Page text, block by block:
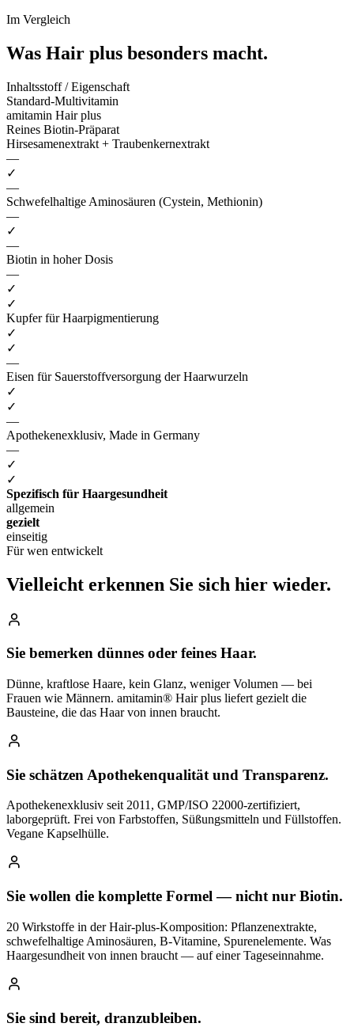
Im Vergleich
Was Hair plus besonders macht.
Inhaltsstoff / Eigenschaft
Standard-Multivitamin
amitamin Hair plus
Reines Biotin-Präparat
Hirsesamenextrakt + Traubenkernextrakt
—
✓
—
Schwefelhaltige Aminosäuren (Cystein, Methionin)
—
✓
—
Biotin in hoher Dosis
—
✓
✓
Kupfer für Haarpigmentierung
✓
✓
—
Eisen für Sauerstoffversorgung der Haarwurzeln
✓
✓
—
Apothekenexklusiv, Made in Germany
—
✓
✓
Spezifisch für Haargesundheit
allgemein
gezielt
einseitig
Für wen entwickelt
Vielleicht erkennen Sie sich hier wieder.
Sie bemerken dünnes oder feines Haar.
Dünne, kraftlose Haare, kein Glanz, weniger Volumen — bei
Frauen wie Männern. amitamin® Hair plus liefert gezielt die
Bausteine, die das Haar von innen braucht.
Sie schätzen Apothekenqualität und Transparenz.
Apothekenexklusiv seit 2011, GMP/ISO 22000-zertifiziert,
laborgeprüft. Frei von Farbstoffen, Süßungsmitteln und Füllstoffen.
Vegane Kapselhülle.
Sie wollen die komplette Formel — nicht nur Biotin.
20 Wirkstoffe in der Hair-plus-Komposition: Pflanzenextrakte,
schwefelhaltige Aminosäuren, B-Vitamine, Spurenelemente. Was
Haargesundheit von innen braucht — auf einer Tageseinnahme.
Sie sind bereit, dranzubleiben.